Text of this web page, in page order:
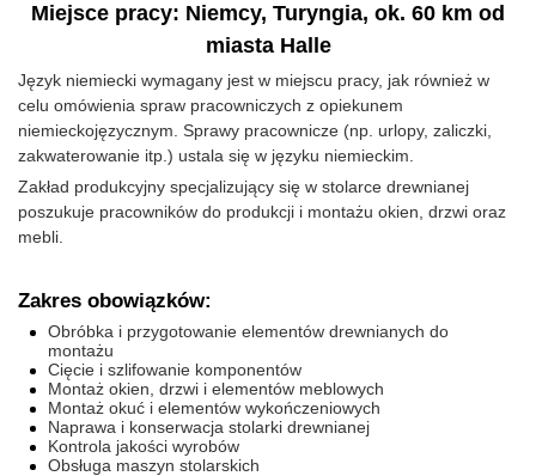
Miejsce pracy: Niemcy, Turyngia, ok. 60 km od
miasta Halle
Język niemiecki wymagany jest w miejscu pracy, jak również w
celu omówienia spraw pracowniczych z opiekunem
niemieckojęzycznym. Sprawy pracownicze (np. urlopy, zaliczki,
zakwaterowanie itp.) ustala się w języku niemieckim.
Zakład produkcyjny specjalizujący się w stolarce drewnianej
poszukuje pracowników do produkcji i montażu okien, drzwi oraz
mebli.
Zakres obowiązków:
Obróbka i przygotowanie elementów drewnianych do
montażu
Cięcie i szlifowanie komponentów
Montaż okien, drzwi i elementów meblowych
Montaż okuć i elementów wykończeniowych
Naprawa i konserwacja stolarki drewnianej
Kontrola jakości wyrobów
Obsługa maszyn stolarskich